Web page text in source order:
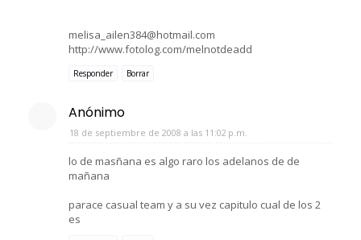
melisa_ailen384@hotmail.com
http://www.fotolog.com/melnotdeadd
Responder Borrar
Anónimo
18 de septiembre de 2008 a las 11:02 p.m.
lo de masñana es algo raro los adelanos de de
mañana
parace casual team y a su vez capitulo cual de los 2
es